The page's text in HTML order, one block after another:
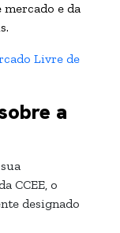
e da
Livre de
a
CCEE, o
designado